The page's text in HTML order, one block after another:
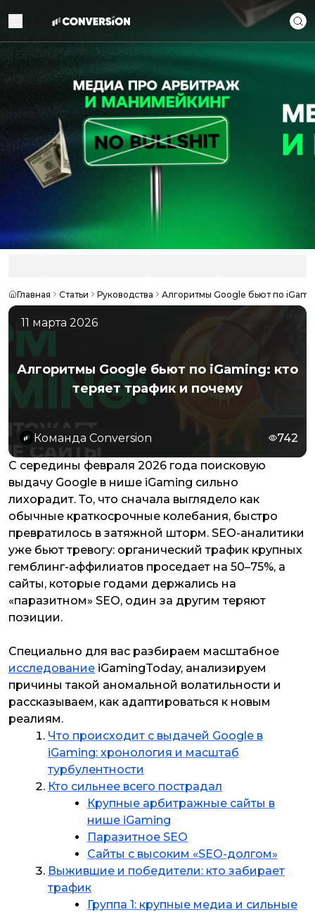
Главная Статьи Руководства Алгоритмы Google бьют по
11 марта 2026
Алгоритмы Google бьют по iGaming: кто
теряет трафик и почему
Команда Conversion 742
С середины февраля 2026 года поисковую
выдачу Google в нише iGaming сильно
лихорадит. То, что сначала выглядело как
обычные краткосрочные колебания, быстро
превратилось в затяжной шторм. SEO-аналитики
уже бьют тревогу: органический трафик крупных
гемблинг-аффилиатов проседает на 50–75%, а
сайты, которые годами держались на
«паразитном» SEO, один за другим теряют
позиции.
Специально для вас разбираем масштабное
исследование iGamingToday, анализируем
причины такой аномальной волатильности и
рассказываем, как адаптироваться к новым
реалиям.
Что происходит с выдачей Google в
iGaming: хронология и масштаб
турбулентности
Кто сильнее всего пострадал
Крупные арбитражные сайты в
нише iGaming
Паразитное SEO
Сайты с высоким «SEO-долгом»
Выжившие и победители: кто забирает
трафик
Группа 1: крупные медиа и сильные